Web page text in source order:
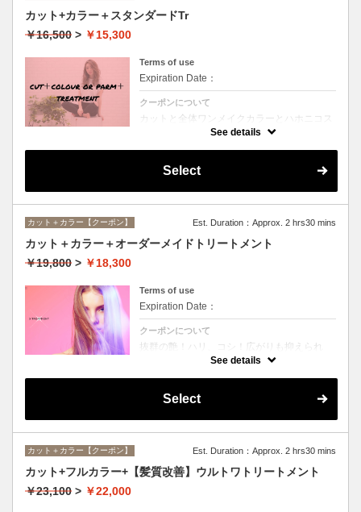
カット+カラー＋スタンダードTr
￥16,500 > ￥15,300
Terms of use
Expiration Date：
クーポンについて
カットと全体ワンメイクカラーとハホニコス
ペシャルトリートメントのオススメメニュー
♪デザインや髪の状態によってお薬を塗り分
けます。シャンプー、ブロー込み。ロング料
See details
Select
カット＋カラー【クーポン】 Est. Duration：Approx. 2 hrs30 mins
カット＋カラー＋オーダーメイドトリートメント
￥19,800 > ￥18,300
Terms of use
Expiration Date：
クーポンについて
抜群の艶！ハリ、コシ！広がりも抑えられ
る！どんなに傷んだ髪も、鮮やかなハイトー
ンカラーも、極上美しい髪へ☆
See details
Select
カット＋カラー【クーポン】 Est. Duration：Approx. 2 hrs30 mins
カット+フルカラー+【髪質改善】ウルトワトリートメント
￥23,100 > ￥22,000